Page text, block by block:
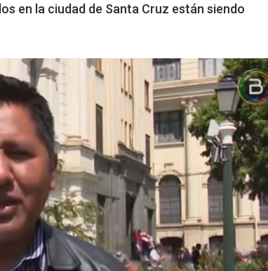
en la ciudad de Santa Cruz están siendo